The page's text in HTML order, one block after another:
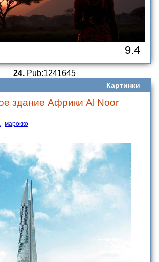
9.4
24. Pub:1241645
Картинки
здание Африки Al Noor
марокко